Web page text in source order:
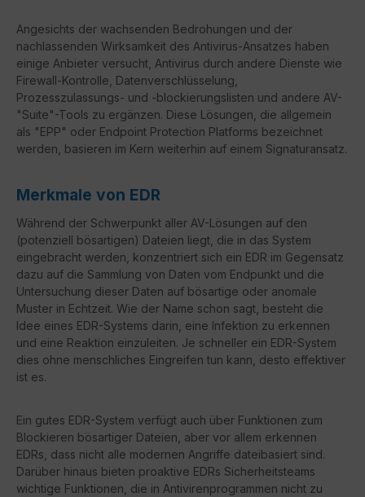
Angesichts der wachsenden Bedrohungen und der
nachlassenden Wirksamkeit des Antivirus-Ansatzes haben
einige Anbieter versucht, Antivirus durch andere Dienste wie
Firewall-Kontrolle, Datenverschlüsselung,
Prozesszulassungs- und -blockierungslisten und andere AV-
"Suite"-Tools zu ergänzen. Diese Lösungen, die allgemein
als "EPP" oder Endpoint Protection Platforms bezeichnet
werden, basieren im Kern weiterhin auf einem Signaturansatz.
Merkmale von EDR
Während der Schwerpunkt aller AV-Lösungen auf den
(potenziell bösartigen) Dateien liegt, die in das System
eingebracht werden, konzentriert sich ein EDR im Gegensatz
dazu auf die Sammlung von Daten vom Endpunkt und die
Untersuchung dieser Daten auf bösartige oder anomale
Muster in Echtzeit. Wie der Name schon sagt, besteht die
Idee eines EDR-Systems darin, eine Infektion zu erkennen
und eine Reaktion einzuleiten. Je schneller ein EDR-System
dies ohne menschliches Eingreifen tun kann, desto effektiver
ist es.
Ein gutes EDR-System verfügt auch über Funktionen zum
Blockieren bösartiger Dateien, aber vor allem erkennen
EDRs, dass nicht alle modernen Angriffe dateibasiert sind.
Darüber hinaus bieten proaktive EDRs Sicherheitsteams
wichtige Funktionen, die in Antivirenprogrammen nicht zu